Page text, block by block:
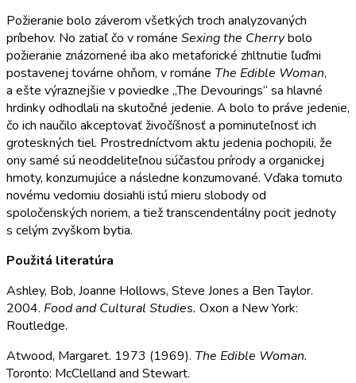
Požieranie bolo záverom všetkých troch analyzovaných
príbehov. No zatiaľ čo v románe Sexing the Cherrybolo
požieranie znázornené iba ako metaforické zhltnutie ľuďmi
postavenej továrne ohňom, v románe The Edible Woman,
a ešte výraznejšie v poviedke „The Devourings“ sa hlavné
hrdinky odhodlali na skutočné jedenie. A bolo to práve jedenie,
čo ich naučilo akceptovať živočíšnosť a pominuteľnosť ich
groteskných tiel. Prostredníctvom aktu jedenia pochopili, že
ony samé sú neoddeliteľnou súčasťou prírody a organickej
hmoty, konzumujúce a následne konzumované. Vďaka tomuto
novému vedomiu dosiahli istú mieru slobody od
spoločenských noriem, a tiež transcendentálny pocit jednoty
s celým zvyškom bytia.
Použitá literatúra
Ashley, Bob, Joanne Hollows, Steve Jones a Ben Taylor.
2004. Food and Cultural Studies. Oxon a New York:
Routledge.
Atwood, Margaret. 1973 (1969). The Edible Woman.
Toronto: McClelland and Stewart.